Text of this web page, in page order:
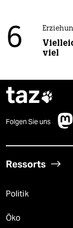
6
viel
taz
Folgen Sie uns
Ressorts
Politik
Öko